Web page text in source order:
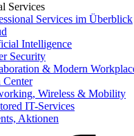
Services
Services im Überblick
Intelligence
Security
& Modern
Center
Wireless & Mobility
IT-Services
Aktionen